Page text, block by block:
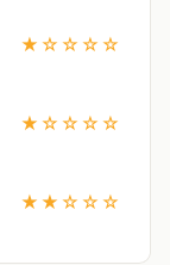
★☆☆☆☆
★☆☆☆☆
★★☆☆☆